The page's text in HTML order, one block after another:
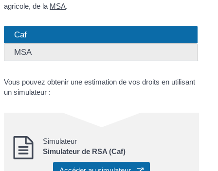
agricole, de la MSA.
Caf
MSA
Vous pouvez obtenir une estimation de vos droits en utilisant
un simulateur :
Simulateur
Simulateur de RSA (Caf)